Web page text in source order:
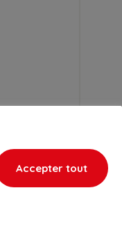
Accepter tout